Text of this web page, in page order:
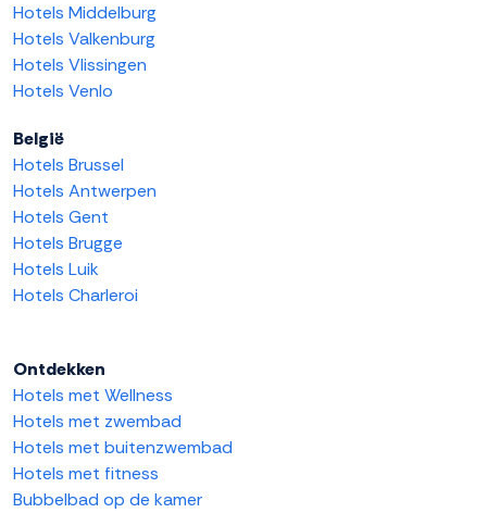
Hotels Middelburg
Hotels Valkenburg
Hotels Vlissingen
Hotels Venlo
België
Hotels Brussel
Hotels Antwerpen
Hotels Gent
Hotels Brugge
Hotels Luik
Hotels Charleroi
Ontdekken
Hotels met Wellness
Hotels met zwembad
Hotels met buitenzwembad
Hotels met fitness
Bubbelbad op de kamer